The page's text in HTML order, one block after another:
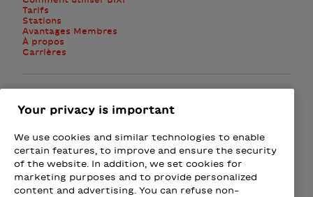
Tarifs
Stations
Avantages Membres
À propos
Carrières
Présenté par
Your privacy is important
We use cookies and similar technologies to enable
certain features, to improve and ensure the security
of the website. In addition, we set cookies for
marketing purposes and to provide personalized
content and advertising. You can refuse non-